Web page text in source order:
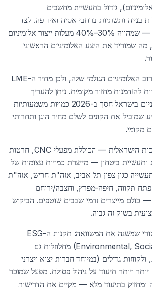
גידול בתעשיית מחשבים
בנייה ותשתיות ברחבי אסיה ואירופה. לצד
זאת, מחיר האנרגיה — שמהווה 30%–40% מעלות ייצור אלומיניום
מה שמוריד את היצע האלומיניום הראשוני
ישראל מייבאת את רוב האלומיניום הגולמי שלה, ולכן מחיר ה-LME
להזדמנות מחזור מקומית. ניתן להעריך
שמחזור שבבי אלומיניום בישראל חסך ב-2026 כמויות משמעותיות
שמוביל את הקונים לשלם מחיר הוגן ותחרותי
מקומי.
תעשיית עיבוד המתכות הישראלית — הכוללת מפעלי CNC, חרטות
ותעשיית ביטחון — מייצרת כמויות עצומות של
כגון צפון תל אביב, אזה"ת חריש, אזה"ת
תקווה, חיפה-מפרץ, וחצבה/ירוחם
— כולם מייצרים זרמי שבבים שוטפים. הביקוש
בשוק זה גבוה.
ישנה גם היבט רגולטורי שמשנה את המשוואה: תקנות ה-ESG
(Environmental, Social, Governance) מחלחלות גם
גדולים (במיוחד חברות יצוא ויצרני
יותר ויותר תיעוד על ניהול פסולת. מפעל שמוכר
ומחזיק בתיעוד מלא — מקיים את הדרישות